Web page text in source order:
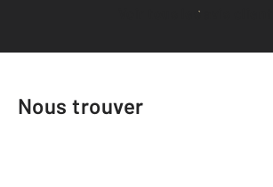
Voir tous les avis clients
Nous trouver